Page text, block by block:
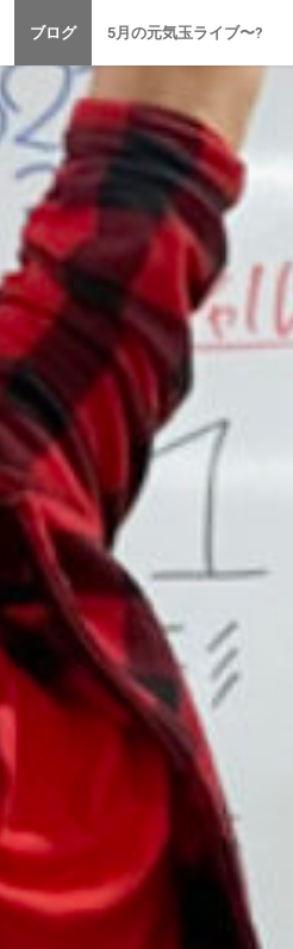
ブログ 5月の元気玉ライブ〜?